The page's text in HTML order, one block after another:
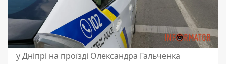
у Дніпрі на проїзді Олександра Гальченка